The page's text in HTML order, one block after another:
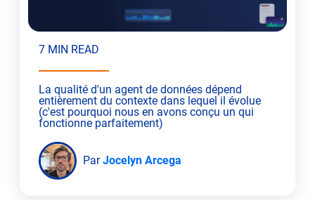
7 MIN READ
La qualité d'un agent de données dépend
entièrement du contexte dans lequel il évolue
(c'est pourquoi nous en avons conçu un qui
fonctionne parfaitement)
ParJocelyn Arcega